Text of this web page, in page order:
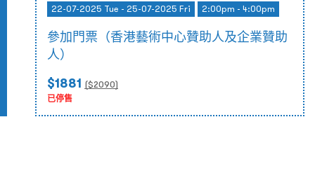
22-07-2025 Tue - 25-07-2025 Fri 2:00pm - 4:00pm
參加門票（香港藝術中心贊助人及企業贊助
人）
$1881 ($2090)
已停售